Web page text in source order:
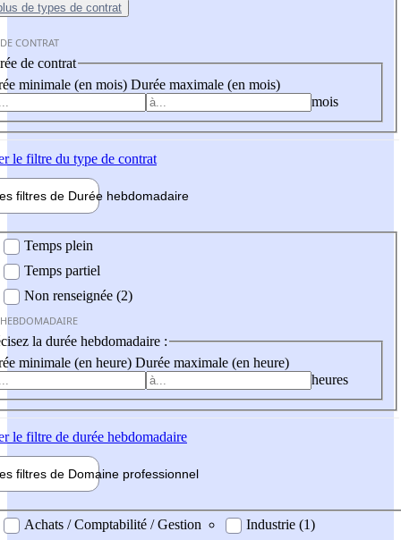
de types de contrat
CONTRAT
de contrat
minimale (en mois) Durée maximale (en mois)
mois
le filtre du type de contrat
filtres de Durée hebdomadaire
Temps plein
Temps partiel
Non renseignée (2)
la durée hebdomadaire :
minimale (en heure) Durée maximale (en heure)
heures
le filtre de durée hebdomadaire
filtres de Domaine professionnel
professionel
Achats / Comptabilité / Gestion
Industrie (1)